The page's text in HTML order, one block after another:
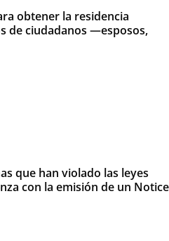
obtener la residencia
de ciudadanos —esposos,
que han violado las leyes
con la emisión de un Notice